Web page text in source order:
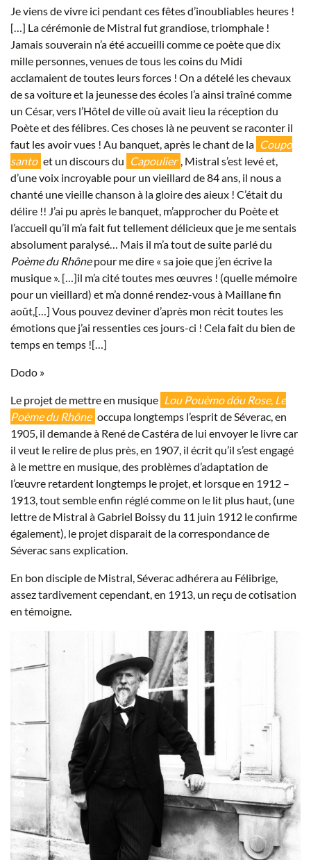
Je viens de vivre ici pendant ces fêtes d’inoubliables heures !
[…] La cérémonie de Mistral fut grandiose, triomphale !
Jamais souverain n’a été accueilli comme ce poète que dix
mille personnes, venues de tous les coins du Midi
acclamaient de toutes leurs forces ! On a dételé les chevaux
de sa voiture et la jeunesse des écoles l’a ainsi traîné comme
un César, vers l’Hôtel de ville où avait lieu la réception du
Poète et des félibres. Ces choses là ne peuvent se raconter il
faut les avoir vues ! Au banquet, après le chant de la Coupo
santo et un discours du Capoulier , Mistral s’est levé et,
d’une voix incroyable pour un vieillard de 84 ans, il nous a
chanté une vieille chanson à la gloire des aieux ! C’était du
délire !! J’ai pu après le banquet, m’approcher du Poète et
l’accueil qu’il m’a fait fut tellement délicieux que je me sentais
absolument paralysé… Mais il m’a tout de suite parlé du
Poème du Rhônepour me dire « sa joie que j’en écrive la
musique ». […]il m’a cité toutes mes œuvres ! (quelle mémoire
pour un vieillard) et m’a donné rendez-vous à Maillane fin
août,[…] Vous pouvez deviner d’après mon récit toutes les
émotions que j’ai ressenties ces jours-ci ! Cela fait du bien de
temps en temps ![…]
Dodo »
Le projet de mettre en musique Lou Pouèmo dóu Rose, Le
Poème du Rhône occupa longtemps l’esprit de Séverac, en
1905, il demande à René de Castéra de lui envoyer le livre car
il veut le relire de plus près, en 1907, il écrit qu’il s’est engagé
à le mettre en musique, des problèmes d’adaptation de
l’œuvre retardent longtemps le projet, et lorsque en 1912 –
1913, tout semble enfin réglé comme on le lit plus haut, (une
lettre de Mistral à Gabriel Boissy du 11 juin 1912 le confirme
également), le projet disparait de la correspondance de
Séverac sans explication.
En bon disciple de Mistral, Séverac adhérera au Félibrige,
assez tardivement cependant, en 1913, un reçu de cotisation
en témoigne.